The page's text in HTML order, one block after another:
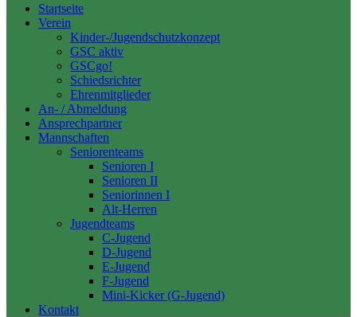
Startseite
Verein
Kinder-/Jugendschutzkonzept
GSC aktiv
GSCgo!
Schiedsrichter
Ehrenmitglieder
An- / Abmeldung
Ansprechpartner
Mannschaften
Seniorenteams
Senioren I
Senioren II
Seniorinnen I
Alt-Herren
Jugendteams
C-Jugend
D-Jugend
E-Jugend
F-Jugend
Mini-Kicker (G-Jugend)
Kontakt